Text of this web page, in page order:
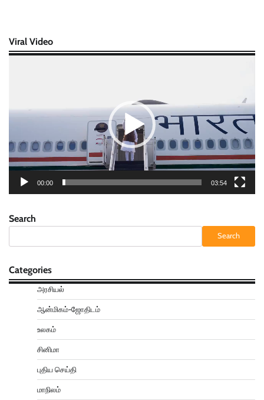
Viral Video
00:00 03:54
Search
Search
Categories
அரசியல்
ஆன்மிகம்-ஜோதிடம்
உலகம்
சினிமா
புதிய செய்தி
மாநிலம்